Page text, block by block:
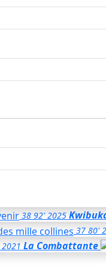
38 92' 2025
37 80'
2021 La Combattante